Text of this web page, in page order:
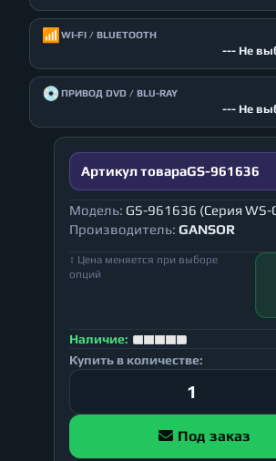
📶 WI-FI / BLUETOOTH
--- Не
💿ПРИВОД DVD / BLU-RAY
--- Не
Артикул товараGS-961636
Модель: GS-961636 (Серия WS-
Производитель: GANSOR
↕ Цена меняется при выборе
опций
Наличие:
Купить в количестве:
Под заказ